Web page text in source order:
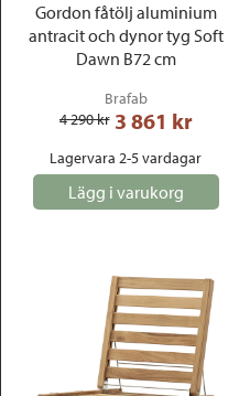
Gordon fåtölj aluminium
antracit och dynor tyg Soft
Dawn B72 cm
Brafab
4 290 kr 3 861 kr
Lagervara 2-5 vardagar
Lägg i varukorg